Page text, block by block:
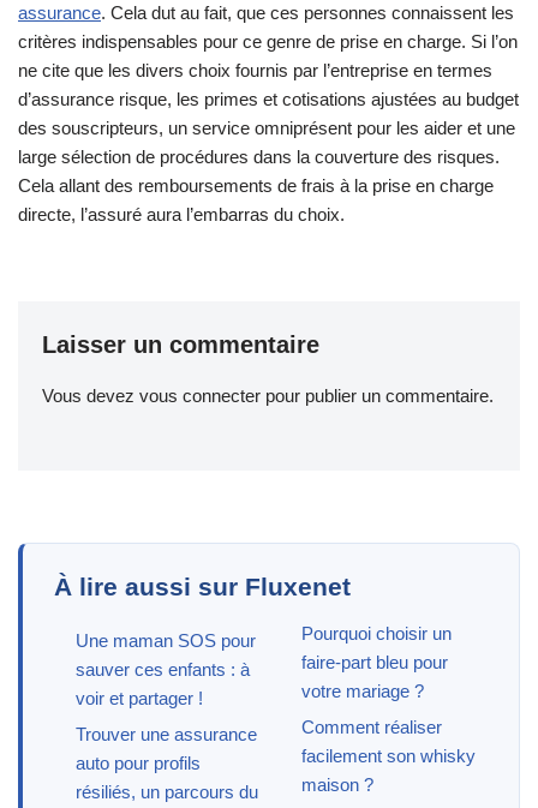
assurance. Cela dut au fait, que ces personnes connaissent les
critères indispensables pour ce genre de prise en charge. Si l’on
ne cite que les divers choix fournis par l’entreprise en termes
d’assurance risque, les primes et cotisations ajustées au budget
des souscripteurs, un service omniprésent pour les aider et une
large sélection de procédures dans la couverture des risques.
Cela allant des remboursements de frais à la prise en charge
directe, l’assuré aura l’embarras du choix.
Laisser un commentaire
Vous devez vous connecter pour publier un commentaire.
À lire aussi sur Fluxenet
Une maman SOS pour
sauver ces enfants : à
voir et partager !
Trouver une assurance
auto pour profils
résiliés, un parcours du
Pourquoi choisir un
faire-part bleu pour
votre mariage ?
Comment réaliser
facilement son whisky
maison ?